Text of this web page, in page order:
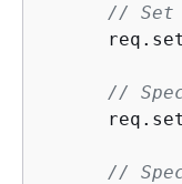
// Set
//
//